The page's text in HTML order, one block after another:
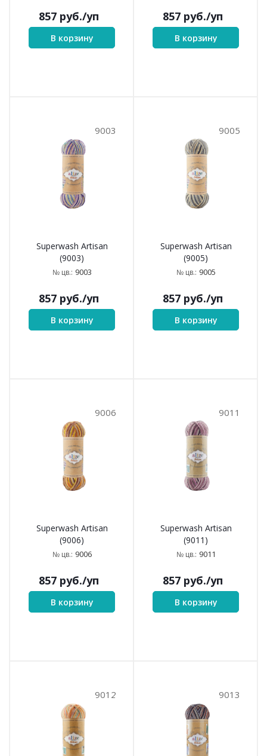
857 руб./уп
В корзину
857 руб./уп
В корзину
9003
Superwash Artisan
(9003)
№ цв.: 9003
857 руб./уп
В корзину
9005
Superwash Artisan
(9005)
№ цв.: 9005
857 руб./уп
В корзину
9006
Superwash Artisan
(9006)
№ цв.: 9006
857 руб./уп
В корзину
9011
Superwash Artisan
(9011)
№ цв.: 9011
857 руб./уп
В корзину
9012 9013